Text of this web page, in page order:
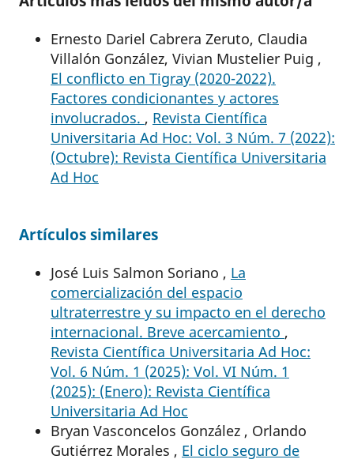
Ernesto Dariel Cabrera Zeruto, Claudia
Villalón González, Vivian Mustelier Puig ,
El conflicto en Tigray (2020-2022).
Factores condicionantes y actores
involucrados. , Revista Científica
Universitaria Ad Hoc: Vol. 3 Núm. 7 (2022):
(Octubre): Revista Científica Universitaria
Ad Hoc
Artículos similares
José Luis Salmon Soriano , La
comercialización del espacio
ultraterrestre y su impacto en el derecho
internacional. Breve acercamiento ,
Revista Científica Universitaria Ad Hoc:
Vol. 6 Núm. 1 (2025): Vol. VI Núm. 1
(2025): (Enero): Revista Científica
Universitaria Ad Hoc
Bryan Vasconcelos González , Orlando
Gutiérrez Morales , El ciclo seguro de